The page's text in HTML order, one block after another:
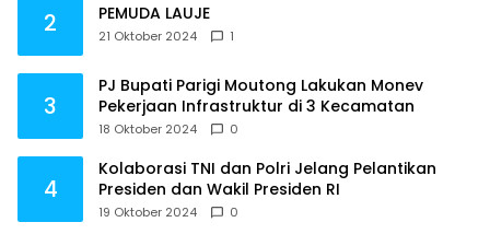
2 PEMUDA LAUJE
21 Oktober 2024 1
3
PJ Bupati Parigi Moutong Lakukan Monev
Pekerjaan Infrastruktur di 3 Kecamatan
18 Oktober 2024 0
4
Kolaborasi TNI dan Polri Jelang Pelantikan
Presiden dan Wakil Presiden RI
19 Oktober 2024 0